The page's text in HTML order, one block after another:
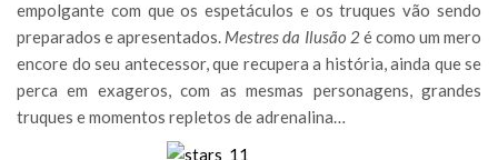
empolgante com que os espetáculos e os truques vão sendo
preparados e apresentados. Mestres da Ilusão 2é como um mero
encore do seu antecessor, que recupera a história, ainda que se
perca em exageros, com as mesmas personagens, grandes
truques e momentos repletos de adrenalina…